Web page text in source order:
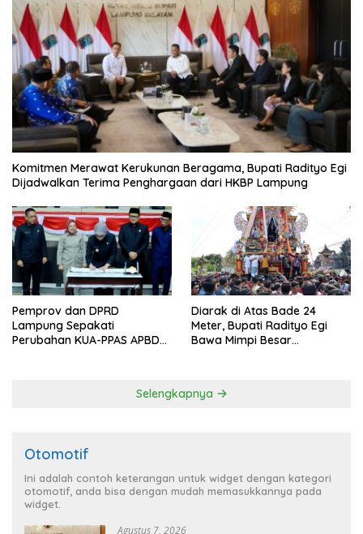
Komitmen Merawat Kerukunan Beragama, Bupati Radityo Egi
Dijadwalkan Terima Penghargaan dari HKBP Lampung
Pemprov dan DPRD
Lampung Sepakati
Perubahan KUA-PPAS APBD
Diarak di Atas Bade 24
Meter, Bupati Radityo Egi
Bawa Mimpi Besar
Selengkapnya
Otomotif
Ini adalah contoh keterangan untuk widget dengan kategori
otomotif, anda bisa dengan mudah memasukkannya pada
widget.
Agustus 7, 2026